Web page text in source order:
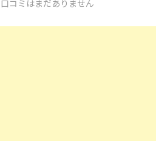
口コミはまだありません